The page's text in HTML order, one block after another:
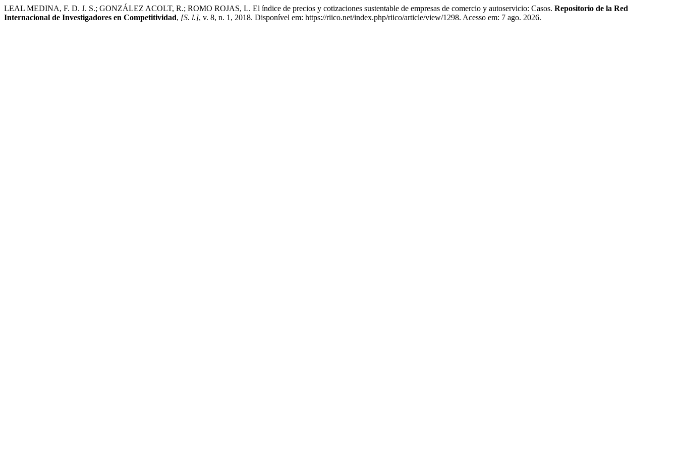
LEAL MEDINA, F. D. J. S.; GONZÁLEZ ACOLT, R.; ROMO ROJAS, L. El índice de precios y cotizaciones sustentable de empresas de comercio y autoservicio: Casos. Repositorio de la Red
Internacional de Investigadores en Competitividad, [S. l.], v. 8, n. 1, 2018. Disponível em: https://riico.net/index.php/riico/article/view/1298. Acesso em: 7 ago. 2026.